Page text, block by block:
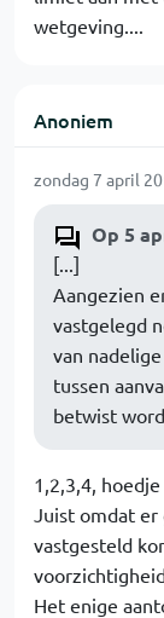
wetgeving....
Anoniem
zondag 7 april
Op 5
[...]
Aangezien
vastgelegd
van
tussen
betwist
1,2,3,4,
Juist omdat
vastgesteld
Het enige